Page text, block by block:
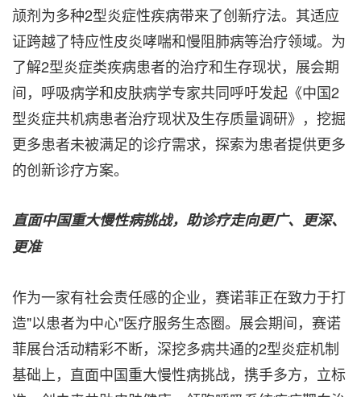
颃剂为多种2型炎症性疾病带来了创新疗法。其适应
证跨越了特应性皮炎哮喘和慢阻肺病等治疗领域。为
了解2型炎症类疾病患者的治疗和生存现状，展会期
间，呼吸病学和皮肤病学专家共同呼吁发起《中国2
型炎症共机病患者治疗现状及生存质量调研》，挖掘
更多患者未被满足的诊疗需求，探索为患者提供更多
的创新诊疗方案。
直面中国重大慢性病挑战，助诊疗走向更广、更深、
更准
作为一家有社会责任感的企业，赛诺菲正在致力于打
造"以患者为中心"医疗服务生态圈。展会期间，赛诺
菲展台活动精彩不断，深挖多病共通的2型炎症机制
基础上，直面中国重大慢性病挑战，携手多方，立标